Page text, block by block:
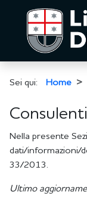
Sei qui: Home
Nella presente
dati/informazioni/
33/2013.
Ultimo